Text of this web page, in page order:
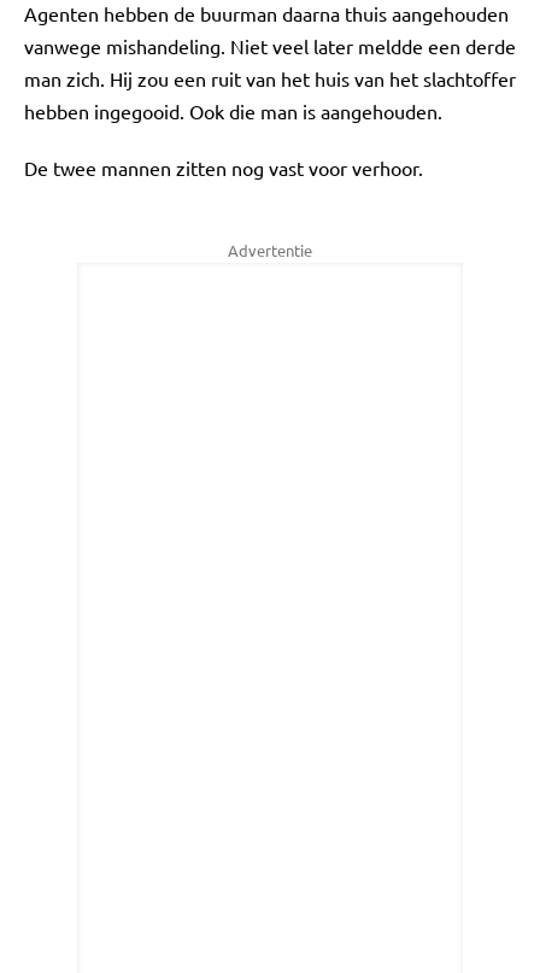
Agenten hebben de buurman daarna thuis aangehouden
vanwege mishandeling. Niet veel later meldde een derde
man zich. Hij zou een ruit van het huis van het slachtoffer
hebben ingegooid. Ook die man is aangehouden.
De twee mannen zitten nog vast voor verhoor.
Advertentie